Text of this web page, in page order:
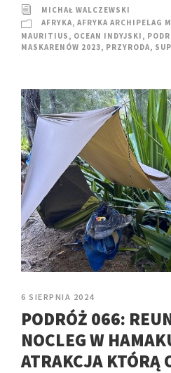
MICHAŁ WALCZEWSKI
AFRYKA, AFRYKA ARCHIPELAG
MAURITIUS , OCEAN INDYJSKI ,
MASKARENÓW 2023, PRZYRODA,
6 SIERPNIA 2024
PODRÓŻ 066:
NOCLEG W
ATRAKCJA KTÓRĄ